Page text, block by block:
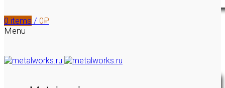
0 items / 0₽
Menu